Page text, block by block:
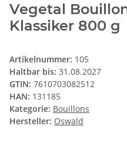
Vegetal
Klassiker 800 g
Artikelnummer: 105
Haltbar bis: 31.08.2027
GTIN: 7610703082512
HAN: 131185
Kategorie: Bouillons
Hersteller: Oswald